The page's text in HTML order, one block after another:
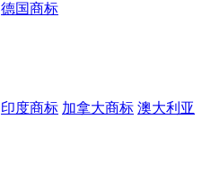
德国商标
印度商标 加拿大商标 澳大利亚